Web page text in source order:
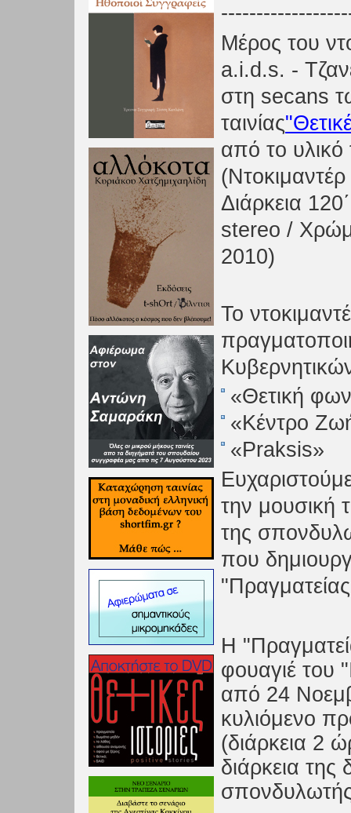
Μέρος του
a.i.d.s. -
στη secans
ταινίας
από το υλικό
Διάρκεια
stereo /
2010)
Το
«Θετική
«Κέντρο
«Praksis»
την μουσική
της
που
Η
φουαγιέ του
από 24
κυλιόμενο
(διάρκεια 2
διάρκεια